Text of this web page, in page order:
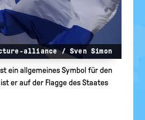
alliance / Sven Simon
ein allgemeines Symbol für den
er auf der Flagge des Staates